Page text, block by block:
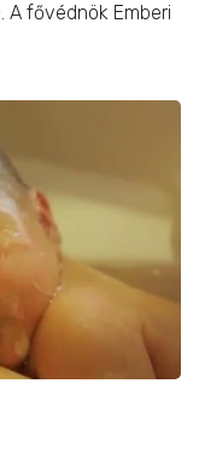
A fővédnök Emberi